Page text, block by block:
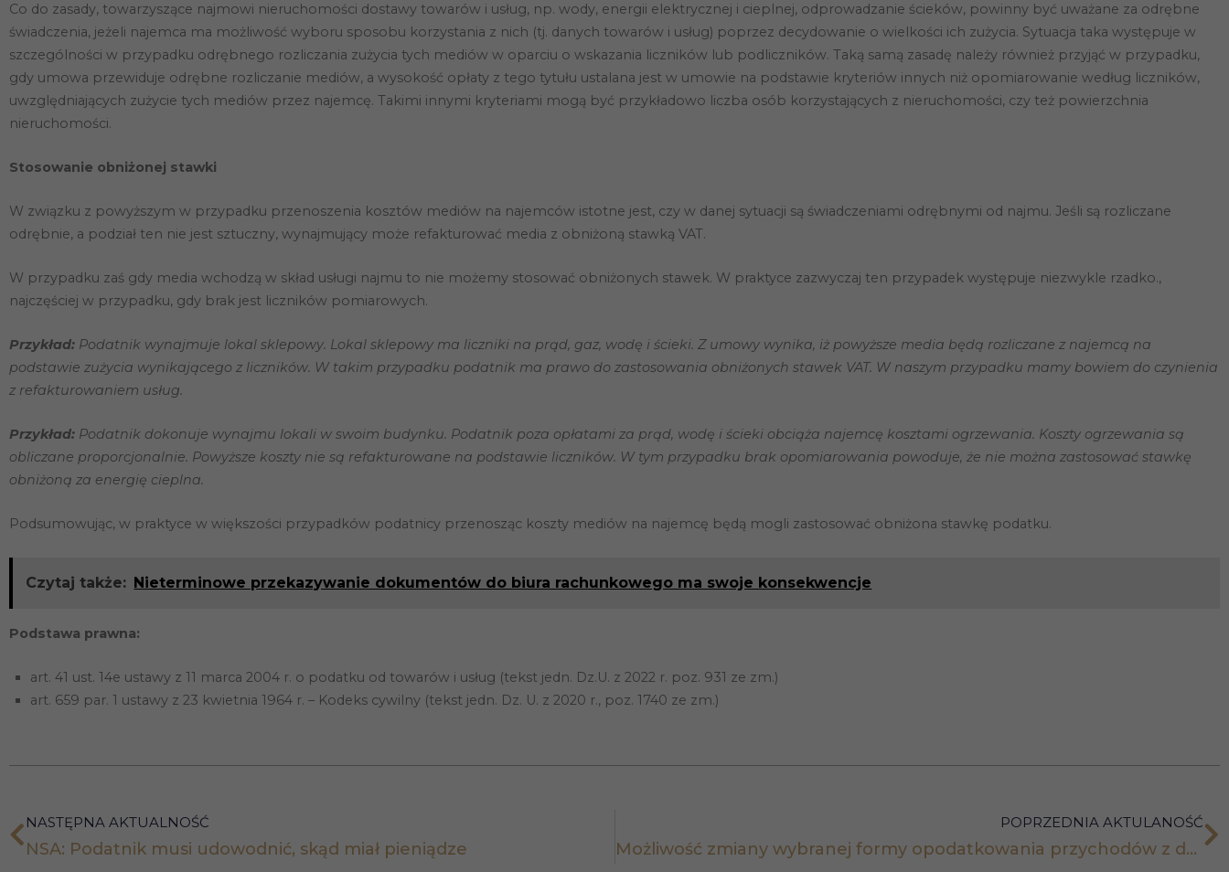
Co do zasady, towarzyszące najmowi nieruchomości dostawy towarów i usług, np. wody, energii elektrycznej i cieplnej, odprowadzanie ścieków, powinny być uważane za odrębne
świadczenia, jeżeli najemca ma możliwość wyboru sposobu korzystania z nich (tj. danych towarów i usług) poprzez decydowanie o wielkości ich zużycia. Sytuacja taka występuje w
szczególności w przypadku odrębnego rozliczania zużycia tych mediów w oparciu o wskazania liczników lub podliczników. Taką samą zasadę należy również przyjąć w przypadku,
gdy umowa przewiduje odrębne rozliczanie mediów, a wysokość opłaty z tego tytułu ustalana jest w umowie na podstawie kryteriów innych niż opomiarowanie według liczników,
uwzględniających zużycie tych mediów przez najemcę. Takimi innymi kryteriami mogą być przykładowo liczba osób korzystających z nieruchomości, czy też powierzchnia
nieruchomości.
Stosowanie obniżonej stawki
W związku z powyższym w przypadku przenoszenia kosztów mediów na najemców istotne jest, czy w danej sytuacji są świadczeniami odrębnymi od najmu. Jeśli są rozliczane
odrębnie, a podział ten nie jest sztuczny, wynajmujący może refakturować media z obniżoną stawką VAT.
W przypadku zaś gdy media wchodzą w skład usługi najmu to nie możemy stosować obniżonych stawek. W praktyce zazwyczaj ten przypadek występuje niezwykle rzadko.,
najczęściej w przypadku, gdy brak jest liczników pomiarowych.
Przykład: Podatnik wynajmuje lokal sklepowy. Lokal sklepowy ma liczniki na prąd, gaz, wodę i ścieki. Z umowy wynika, iż powyższe media będą rozliczane z najemcą na
podstawie zużycia wynikającego z liczników. W takim przypadku podatnik ma prawo do zastosowania obniżonych stawek VAT. W naszym przypadku mamy bowiem do czynienia
z refakturowaniem usług.
Przykład: Podatnik dokonuje wynajmu lokali w swoim budynku. Podatnik poza opłatami za prąd, wodę i ścieki obciąża najemcę kosztami ogrzewania. Koszty ogrzewania są
obliczane proporcjonalnie. Powyższe koszty nie są refakturowane na podstawie liczników. W tym przypadku brak opomiarowania powoduje, że nie można zastosować stawkę
obniżoną za energię cieplna.
Podsumowując, w praktyce w większości przypadków podatnicy przenosząc koszty mediów na najemcę będą mogli zastosować obniżona stawkę podatku.
Czytaj także: Nieterminowe przekazywanie dokumentów do biura rachunkowego ma swoje konsekwencje
Podstawa prawna:
art. 41 ust. 14e ustawy z 11 marca 2004 r. o podatku od towarów i usług (tekst jedn. Dz.U. z 2022 r. poz. 931 ze zm.)
art. 659 par. 1 ustawy z 23 kwietnia 1964 r. – Kodeks cywilny (tekst jedn. Dz. U. z 2020 r., poz. 1740 ze zm.)
NASTĘPNA AKTUALNOŚĆ
NSA: Podatnik musi udowodnić, skąd miał pieniądze
POPRZEDNIA AKTULANOŚĆ
Możliwość zmiany wybranej formy opodatkowania przychodów z działalności gospodarczej
opcjonalne. Są
one potrzebne
do
strony
Statystyka
Abyśmy mogli
strony
internetowej,
na podstawie
Aby nasza
twojego
Jeśli odrzucisz
strony
Marketing
Udostępniając